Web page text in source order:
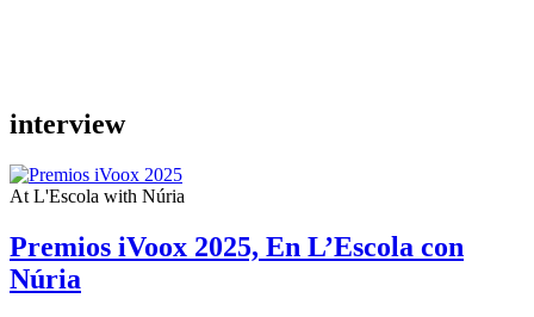
interview
At L'Escola with Núria
Premios iVoox 2025, En L’Escola con
Núria